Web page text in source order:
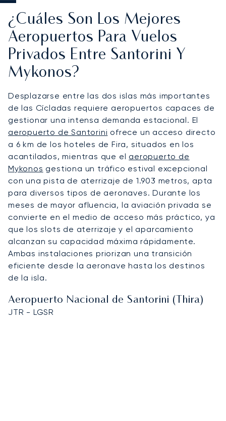
¿Cuáles Son Los Mejores
Aeropuertos Para Vuelos
Privados Entre Santorini Y
Mykonos?
Desplazarse entre las dos islas más importantes
de las Cícladas requiere aeropuertos capaces de
gestionar una intensa demanda estacional. El
aeropuerto de Santorini ofrece un acceso directo
a 6 km de los hoteles de Fira, situados en los
acantilados, mientras que el aeropuerto de
Mykonos gestiona un tráfico estival excepcional
con una pista de aterrizaje de 1.903 metros, apta
para diversos tipos de aeronaves. Durante los
meses de mayor afluencia, la aviación privada se
convierte en el medio de acceso más práctico, ya
que los slots de aterrizaje y el aparcamiento
alcanzan su capacidad máxima rápidamente.
Ambas instalaciones priorizan una transición
eficiente desde la aeronave hasta los destinos
de la isla.
Aeropuerto Nacional de Santorini (Thira)
JTR - LGSR